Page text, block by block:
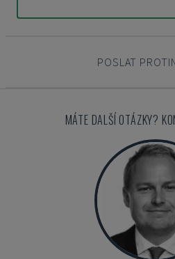
POSLAT
MÁTE DALŠÍ OTÁZKY?